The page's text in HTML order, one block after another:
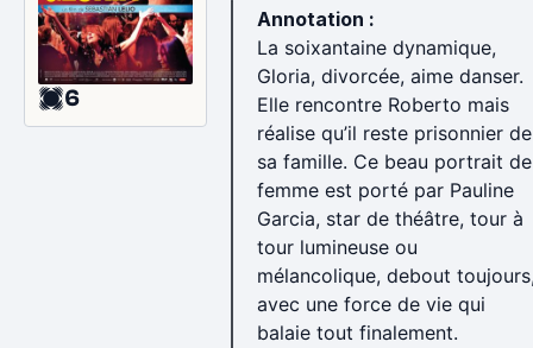
6
Annotation :
La soixantaine dynamique,
Gloria, divorcée, aime danser.
Elle rencontre Roberto mais
réalise qu’il reste prisonnier de
sa famille. Ce beau portrait de
femme est porté par Pauline
Garcia, star de théâtre, tour à
tour lumineuse ou
mélancolique, debout
avec une force de vie qui
balaie tout finalement.